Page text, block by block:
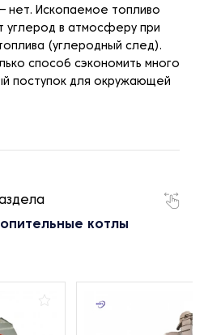
нет. Ископаемое топливо
углерод в атмосферу при
(углеродный след).
способ сэкономить много
поступок для окружающей
котлы